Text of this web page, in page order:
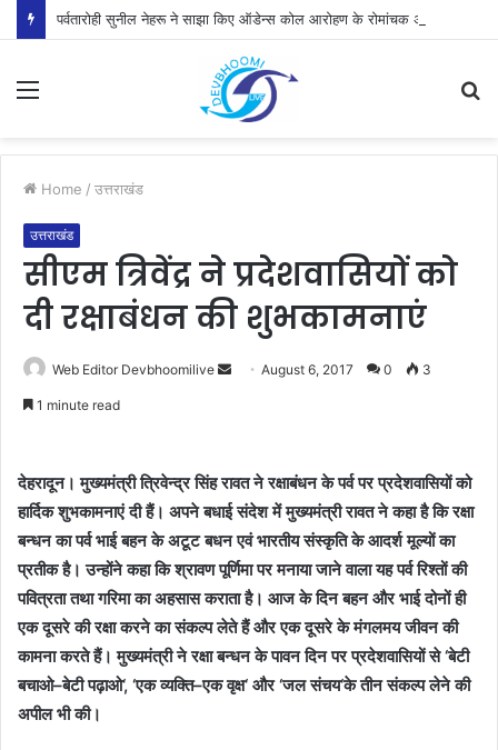
पर्वतारोही सुनील नेहरू ने साझा किए ऑडेन्स कोल आरोहण के रोमांचक अनुभव
Menu
Home / उत्तराखंड
उत्तराखंड
सीएम त्रिवेंद्र ने प्रदेशवासियों को
दी रक्षाबंधन की शुभकामनाएं
Web Editor Devbhoomilive
SendAugust 6, 2017 0 3
1 minute read
देहरादून। मुख्यमंत्री त्रिवेन्द्र सिंह रावत ने रक्षाबंधन के पर्व पर प्रदेशवासियों को
हार्दिक शुभकामनाएं दी हैं। अपने बधाई संदेश में मुख्यमंत्री रावत ने कहा है कि रक्षा
बन्धन का पर्व भाई बहन के अटूट बधन एवं भारतीय संस्कृति के आदर्श मूल्यों का
प्रतीक है। उन्होंने कहा कि श्रावण पूर्णिमा पर मनाया जाने वाला यह पर्व रिश्तों की
पवित्रता तथा गरिमा का अहसास कराता है। आज के दिन बहन और भाई दोनों ही
एक दूसरे की रक्षा करने का संकल्प लेते हैं और एक दूसरे के मंगलमय जीवन की
कामना करते हैं। मुख्यमंत्री ने रक्षा बन्धन के पावन दिन पर प्रदेशवासियों से‘बेटी
बचाओ–बेटी पढ़ाओ‘, ‘एक व्यक्ति–एक वृक्ष‘ और‘जल संचय‘के तीन संकल्प लेने की
अपील भी की।